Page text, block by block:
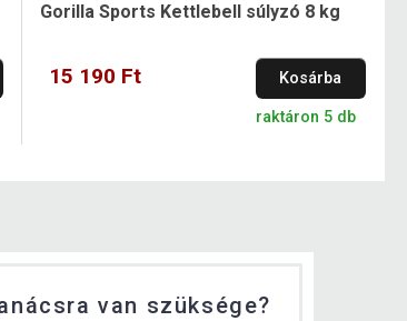
Gorilla Sports Kettlebell súlyzó 8 kg
15 190 Ft Kosárba
raktáron 5 db
van szüksége?